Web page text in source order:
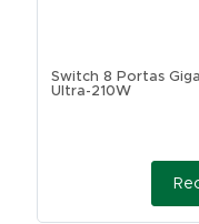
Switch 8 Portas
Ultra-210W